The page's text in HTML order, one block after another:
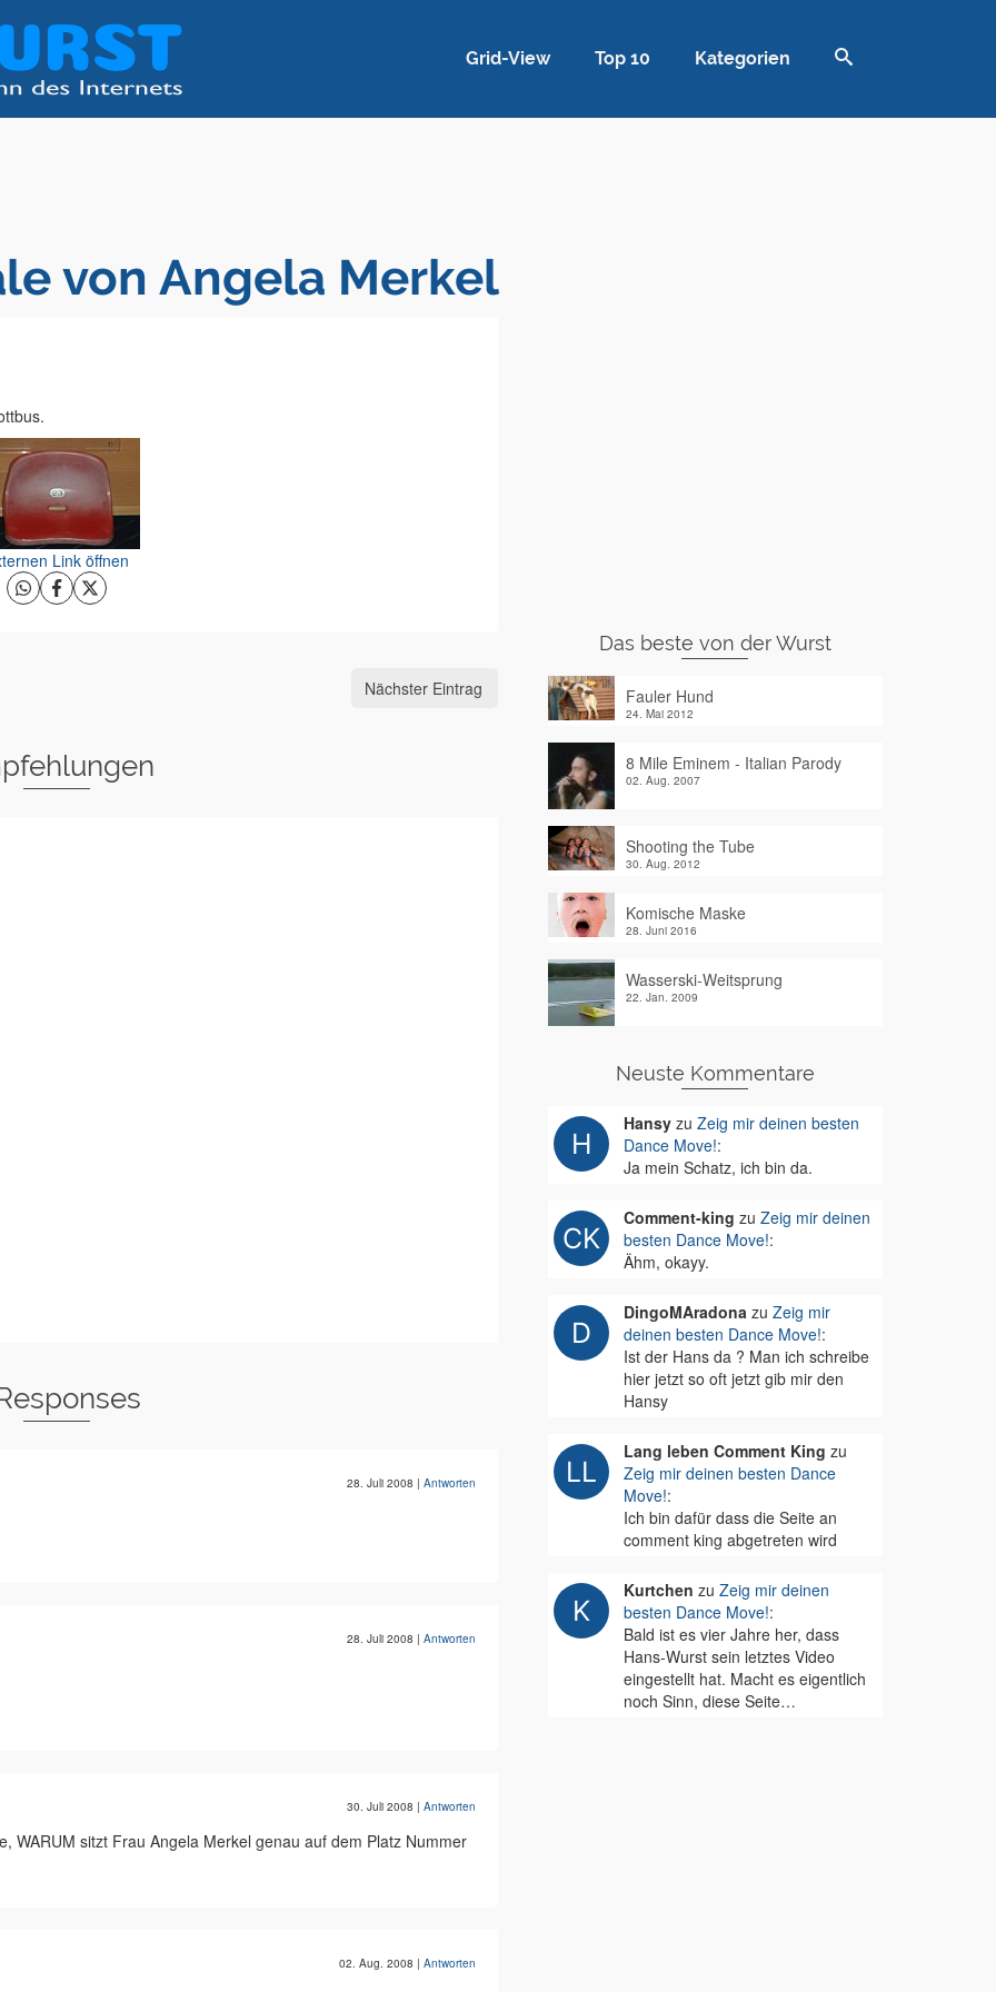
Grid-View Top 10 Kategorien
von Angela Merkel
Link öffnen
Nächster Eintrag
28. Juli 2008 | Antworten
28. Juli 2008 | Antworten
30. Juli 2008 | Antworten
WARUM sitzt Frau Angela Merkel genau auf dem Platz Nummer
02. Aug. 2008 | Antworten
Das beste von der Wurst
Fauler Hund
24. Mai 2012
8 Mile Eminem - Italian Parody
02. Aug. 2007
Shooting the Tube
30. Aug. 2012
Komische Maske
28. Juni 2016
Wasserski-Weitsprung
22. Jan. 2009
Neuste Kommentare
Hansyzu Zeig mir deinen besten
Dance Move!:
Ja mein Schatz, ich bin da.
Comment-king zu Zeig mir deinen
besten Dance Move!:
Ähm, okayy.
DingoMAradonazu Zeig mir
deinen besten Dance Move!:
Ist der Hans da ? Man ich schreibe
hier jetzt so oft jetzt gib mir den
Hansy
Lang leben Comment King zu
Zeig mir deinen besten Dance
Move!:
Ich bin dafür dass die Seite an
comment king abgetreten wird
Kurtchen zu Zeig mir deinen
besten Dance Move!:
Bald ist es vier Jahre her, dass
Hans-Wurst sein letztes Video
eingestellt hat. Macht es eigentlich
noch Sinn, diese Seite…